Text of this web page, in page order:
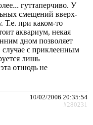
гуттаперчиво. У
смещений вверх-
Т.е. при каком-то
аквариум, некая
дном позволяет
с приклеенным
лишь
отнюдь не
10/02/2006 20:35:54
#280231